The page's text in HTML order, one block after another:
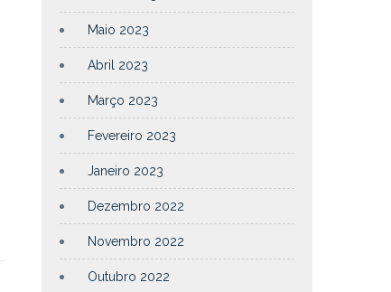
Maio 2023
Abril 2023
Março 2023
Fevereiro 2023
Janeiro 2023
Dezembro 2022
Novembro 2022
Outubro 2022